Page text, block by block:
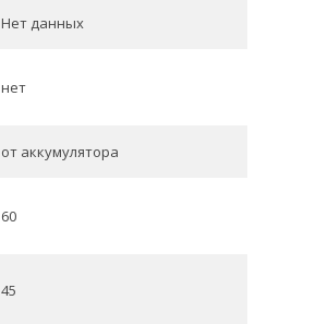
Нет данных
нет
от аккумулятора
60
45